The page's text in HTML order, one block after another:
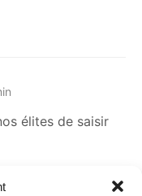
élites de saisir